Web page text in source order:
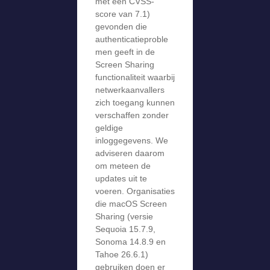
score van 7.1)
gevonden die
authenticatieproble
men geeft in de
Screen Sharing
functionaliteit waarbij
netwerkaanvallers
zich toegang kunnen
verschaffen zonder
geldige
inloggegevens. We
adviseren daarom
om meteen de
updates uit te
voeren. Organisaties
die macOS Screen
Sharing (versie
Sequoia 15.7.9,
Sonoma 14.8.9 en
Tahoe 26.6.1)
gebruiken doen er